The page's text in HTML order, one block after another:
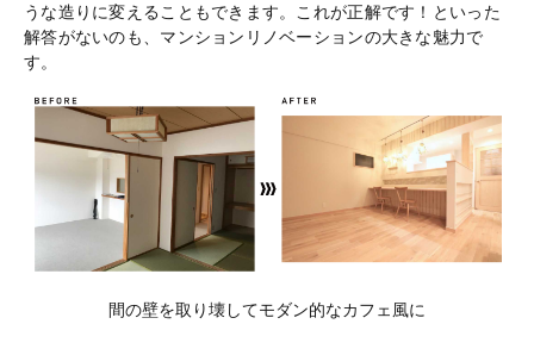
うな造りに変えることもできます。これが正解です！といった
解答がないのも、マンションリノベーションの大きな魅力で
す。
間の壁を取り壊してモダン的なカフェ風に